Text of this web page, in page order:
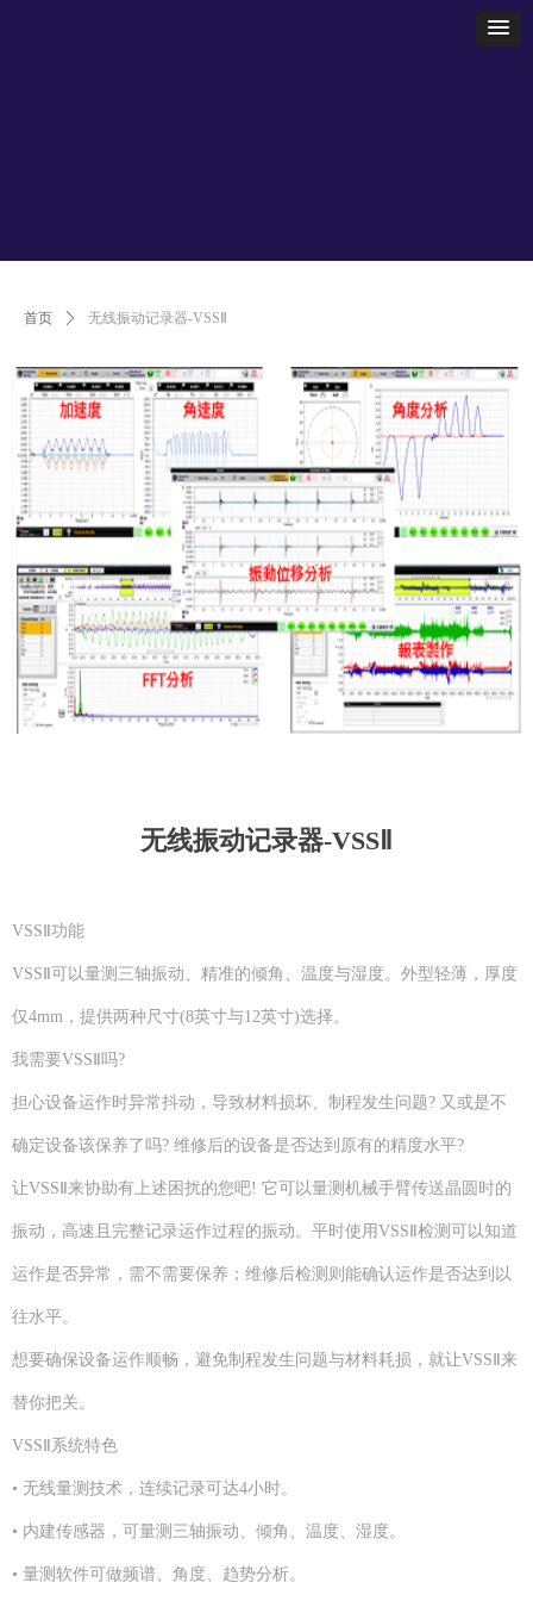
首页 ꄲ 无线振动记录器-VSSⅡ
无线振动记录器-VSSⅡ
VSSⅡ功能
VSSⅡ可以量测三轴振动、精准的倾角、温度与湿度。外型轻薄，厚度
仅4mm，提供两种尺寸(8英寸与12英寸)选择。
我需要VSSⅡ吗?
担心设备运作时异常抖动，导致材料损坏、制程发生问题? 又或是不
确定设备该保养了吗? 维修后的设备是否达到原有的精度水平?
让VSSⅡ来协助有上述困扰的您吧! 它可以量测机械手臂传送晶圆时的
振动，高速且完整记录运作过程的振动。平时使用VSSⅡ检测可以知道
运作是否异常，需不需要保养；维修后检测则能确认运作是否达到以
往水平。
想要确保设备运作顺畅，避免制程发生问题与材料耗损，就让VSSⅡ来
替你把关。
VSSⅡ系统特色
• 无线量测技术，连续记录可达4小时。
• 内建传感器，可量测三轴振动、倾角、温度、湿度。
• 量测软件可做频谱、角度、趋势分析。